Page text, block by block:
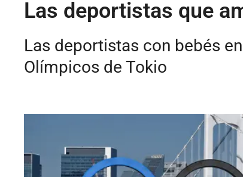
Las deportistas que
Las deportistas con bebés
Olímpicos de Tokio